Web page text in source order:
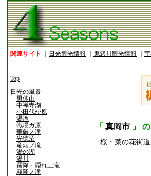
関連サイト 日光観光情報 鬼怒川観光情報
Top
日光の風景
男体山
中禅寺湖
小田代が原
湯滝
戦場ガ原
華厳ノ滝
光徳沼
竜頭ノ滝
湯の湖
湯川
霧降・隠れ三滝
霧降ノ滝
「 真岡市 」
桜・菜の花街